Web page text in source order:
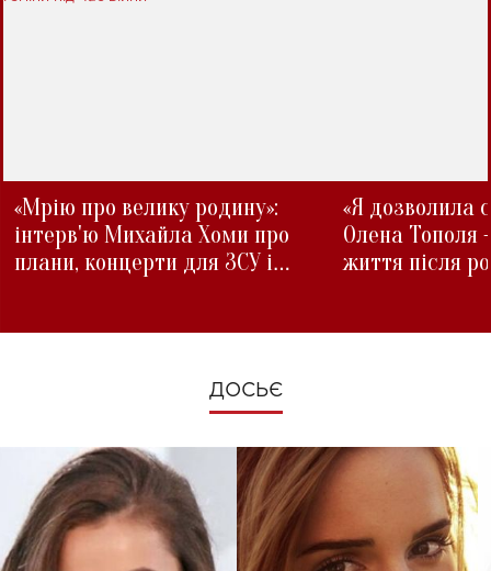
«Мрію про велику родину»:
інтерв'ю Михайла Хоми про
плани, концерти для ЗСУ і
«Я дозволила
Олена Тополя
життя після
ДОСЬЄ